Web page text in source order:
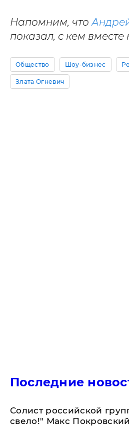
Напомним, что
показал, с кем вместе
Общество Шоу-бизнес
Злата Огневич
Последние
Солист российской
свело!" Макс